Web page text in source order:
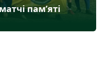
пам’яті